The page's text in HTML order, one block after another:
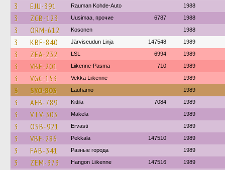
3 EJU-391 Rauman Kohde-Auto 1988
3 ZCB-123 Uusimaa, прочие 6787 1988
3 ORM-612 Kosonen 1988
3 KBF-840 Järviseudun Linja 147548 1989
3 ZEA-232 LSL 6994 1989
3 VBF-201 Liikenne-Pasma 710 1989
3 VGC-153 Vekka Liikenne 1989
3 SYO-803 Lauhamo 1989
3 AFB-789 Kittilä 7084 1989
3 VTV-303 Mäkela 1989
3 OSB-921 Ervasti 1989
3 VBF-286 Pekkala 147510 1989
3 FAB-341 Разные города 1989
3 ZEM-373 Hangon Liikenne 147516 1989